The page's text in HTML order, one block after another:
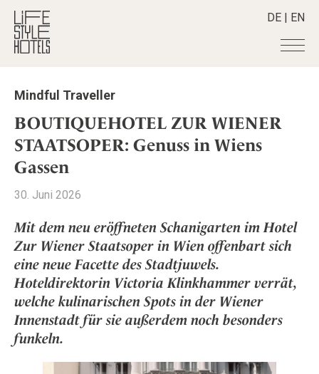
DE | EN
Hotels +
Alle Hotels
Alpine Lifestyle
Beach
Countryside
Mindful Traveller
New Member
Wellness
Destinationen +
Alle Destinationen
Belgien
Indien
Indonesien
Italien
Japan
Kroatien
Mexico
Stories +
Alle Stories
Adventkalender
Culture
Design & Architektur
Eat & Drink
Mindful Traveller
Osterkalender
Persönlichkeiten
Shop +
Alle Produkte
Lifestylehotels BOOK
The Stylemate Magazin/e
Gutschein/Voucher
Smart Traveller
Alle Smart Deals
Smart Traveller
Newsletter Anmeldung
Newsletter
Become a member
+
Member Benefits
Register your Hotel
About us +
Mission Statement
Our Story
Career
Kontakt
Impressum
Mindful Traveller
BOUTIQUEHOTEL ZUR WIENER
STAATSOPER: Genuss in Wiens
Gassen
30. Juni 2026
Mit dem neu eröffneten Schanigarten im Hotel
Zur Wiener Staatsoper in Wien offenbart sich
eine neue Facette des Stadtjuwels.
Hoteldirektorin Victoria Klinkhammer verrät,
welche kulinarischen Spots in der Wiener
Innenstadt für sie außerdem noch besonders
funkeln.